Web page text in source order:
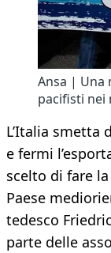
Ansa | Una
pacifisti nei
L’Italia smetta
e fermi
scelto di fare
Paese
tedesco
parte delle